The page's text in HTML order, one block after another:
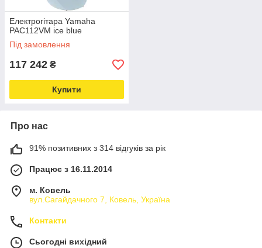
Електрогітара Yamaha
PAC112VM ice blue
Під замовлення
117 242 ₴
Купити
Про нас
91% позитивних з 314 відгуків за рік
Працює з 16.11.2014
м. Ковель
вул.Сагайдачного 7, Ковель, Україна
Контакти
Сьогодні вихідний